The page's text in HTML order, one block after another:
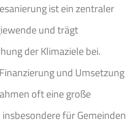
ist ein zentraler
und trägt
der Klimaziele bei.
und Umsetzung
oft eine große
für Gemeinden